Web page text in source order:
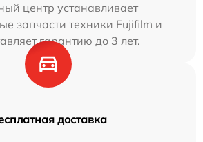
центр устанавливает
запчасти техники Fujifilm и
гарантию до 3 лет.
доставка